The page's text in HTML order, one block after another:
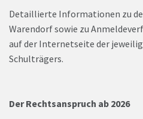
Detaillierte Informationen zu
Warendorf sowie zu
auf der Internetseite der
Schulträgers.
Der Rechtsanspruch ab 2026